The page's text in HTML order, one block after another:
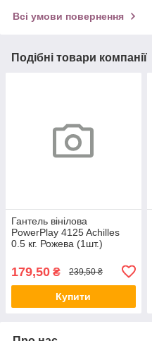
Всі умови повернення
Подібні товари компанії
Гантель вінілова
PowerPlay 4125 Achilles
0.5 кг. Рожева (1шт.)
179,50 ₴ 239,50 ₴
Купити